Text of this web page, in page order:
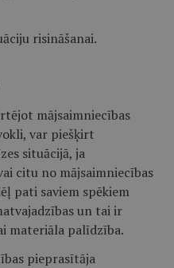
risināšanai.
mājsaimniecības
var piešķirt
situācijā, ja
citu no mājsaimniecības
pati saviem spēkiem
un tai ir
materiāla palīdzība.
pieprasītāja